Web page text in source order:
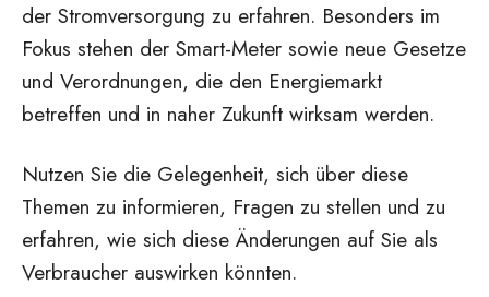
der Stromversorgung zu erfahren. Besonders im
Fokus stehen der Smart-Meter sowie neue Gesetze
und Verordnungen, die den Energiemarkt
betreffen und in naher Zukunft wirksam werden.
Nutzen Sie die Gelegenheit, sich über diese
Themen zu informieren, Fragen zu stellen und zu
erfahren, wie sich diese Änderungen auf Sie als
Verbraucher auswirken könnten.